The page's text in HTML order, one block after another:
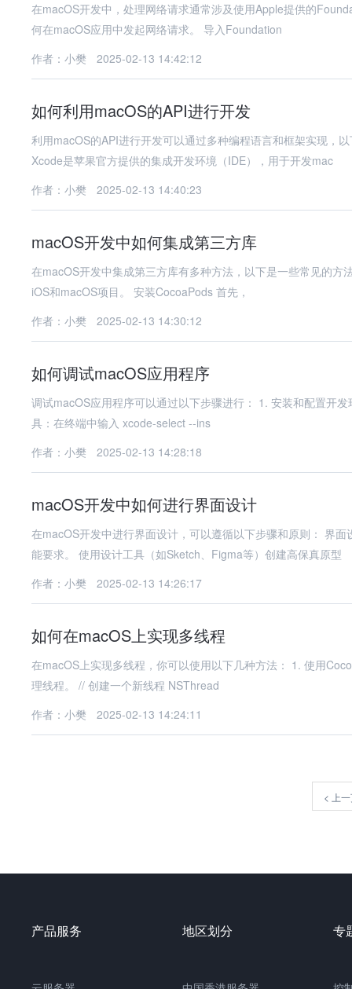
在macOS开发中，处理网络请求通常涉及使用Apple提供的
何在macOS应用中发起网络请求。 导入Foundation
作者：小樊
2025-02-13 14:42:12
如何利用macOS的API进行开发
利用macOS的API进行开发可以通过多种编程语言和框架实现，以下是
Xcode是苹果官方提供的集成开发环境（IDE），用于开发mac
作者：小樊
2025-02-13 14:40:23
macOS开发中如何集成第三方库
在macOS开发中集成第三方库有多种方法，以下是一些常见的
iOS和macOS项目。 安装CocoaPods 首先，
作者：小樊
2025-02-13 14:30:12
如何调试macOS应用程序
调试macOS应用程序可以通过以下步骤进行： 1. 安装和配置开发环境 安装Xcode：从App Store下载并安装Xcode。 安
具：在终端中输入 xcode-select --ins
作者：小樊
2025-02-13 14:28:18
macOS开发中如何进行界面设计
在macOS开发中进行界面设计，可以遵循以下步骤和原则： 界面设计步骤 需求分析与设计： 明确应用程序的目标用
能要求。 使用设计工具（如Sketch、Figma等）创建高保真原型
作者：小樊
2025-02-13 14:26:17
如何在macOS上实现多线程
在macOS上实现多线程，你可以使用以下几种方法： 1. 使用
理线程。 // 创建一个新线程 NSThread
作者：小樊
2025-02-13 14:24:11
< 上
产品服务 地区划分 专